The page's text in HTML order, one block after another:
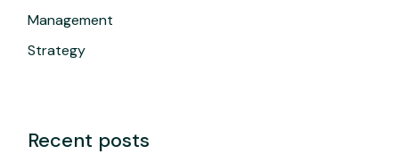
Management
Strategy
Recent posts